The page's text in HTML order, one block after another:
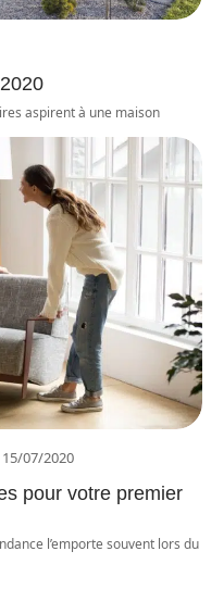
aspirent à une maison
15/07/2020
pour votre premier
l’emporte souvent lors du